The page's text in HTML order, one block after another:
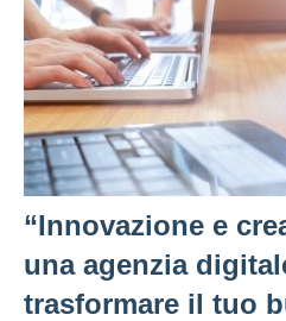
“Innovazione e
una agenzia
trasformare il tuo